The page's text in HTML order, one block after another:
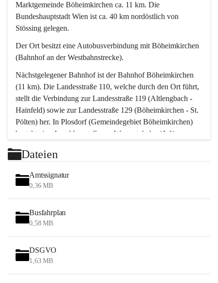
Marktgemeinde Böheimkirchen ca. 11 km. Die
Bundeshauptstadt Wien ist ca. 40 km nordöstlich von
Stössing gelegen.
Der Ort besitzt eine Autobusverbindung mit Böheimkirchen
(Bahnhof an der Westbahnstrecke).
Nächstgelegener Bahnhof ist der Bahnhof Böheimkirchen
(11 km). Die Landesstraße 110, welche durch den Ort führt,
stellt die Verbindung zur Landesstraße 119 (Altlengbach -
Hainfeld) sowie zur Landesstraße 129 (Böheimkirchen - St.
Pölten) her. In Plosdorf (Gemeindegebiet Böheimkirchen)
besteht eine Anschlussstelle zur Westautobahn (A 1).
Wien erreicht man in ca. 45 Minuten.
Stössing zählt noch zum Naherholungsraum Wien sowie
zum Naherholungsraum St. Pölten. Viele Bauernhöfe hatten
„ihre Wiener“. Seit 1960 bauten viele Wiener
Wochenendhäuser im Gemeindegebiet. Wegen des
waldreichen Jagdgebietes haben viele Jagdpächter ihre
Das Wandern ist aus touristischer Sicht die bedeutendste
Tätigkeit. Das hügelige Gebiet mit Wanderwegen durch
Wiesen, Wälder und Obstkulturen lädt dazu ein. Gefördert
Dateien
Amtssignatur
0,36 MB
Busfahrplan
0,58 MB
DSGVO
1,63 MB